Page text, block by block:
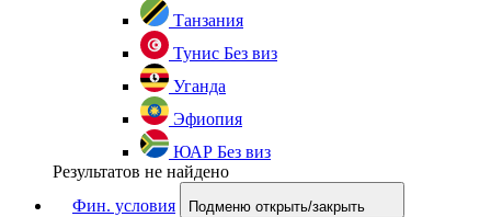
Танзания
Тунис Без виз
Уганда
Эфиопия
ЮАР Без виз
Результатов не найдено
Фин. условия
Подменю открыть/закрыть